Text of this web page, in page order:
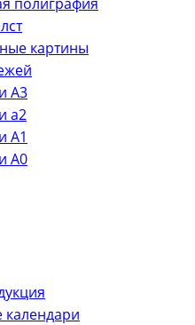
картины
А3
а2
А1
А0
календари